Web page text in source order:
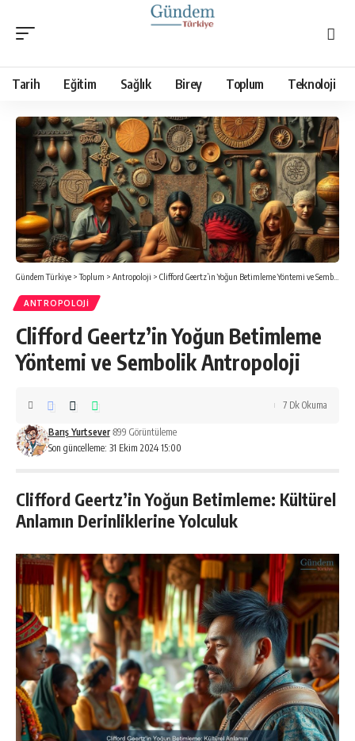
Tarih Eğitim Sağlık Birey Toplum Teknoloji
Gündem Türkiye >Toplum > Antropoloji > Clifford Geertz’in Yoğun Betimleme Yöntemi ve Sembolik Antropoloji
ANTROPOLOJI
Clifford Geertz’in Yoğun Betimleme
Yöntemi ve Sembolik Antropoloji
Son güncelleme: 31 Ekim 2024 15:00
Barış Yurtsever 899 Görüntüleme
7 Dk Okuma
Clifford Geertz’in Yoğun Betimleme: Kültürel
Anlamın Derinliklerine Yolculuk